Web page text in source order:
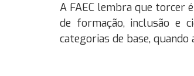
A FAEC lembra que torcer
de formação, inclusão e
categorias de base,